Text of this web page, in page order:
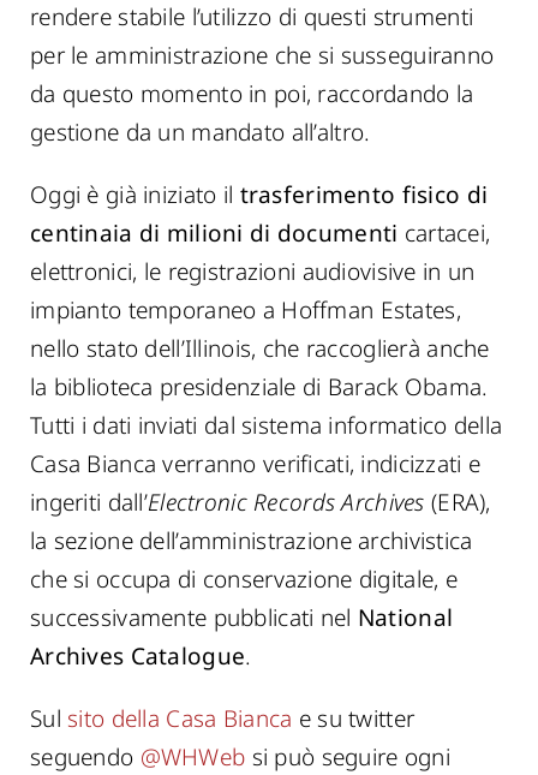
rendere stabile l’utilizzo di questi strumenti
per le amministrazione che si susseguiranno
da questo momento in poi, raccordando la
gestione da un mandato all’altro.
Oggi è già iniziato il trasferimento fisico di
centinaia di milioni di documenti cartacei,
elettronici, le registrazioni audiovisive in un
impianto temporaneo a Hoffman Estates,
nello stato dell’Illinois, che raccoglierà anche
la biblioteca presidenziale di Barack Obama.
Tutti i dati inviati dal sistema informatico della
Casa Bianca verranno verificati, indicizzati e
ingeriti dall’Electronic Records Archives (ERA),
la sezione dell’amministrazione archivistica
che si occupa di conservazione digitale, e
successivamente pubblicati nel National
Archives Catalogue.
Sul sito della Casa Bianca e su twitter
seguendo @WHWeb si può seguire ogni